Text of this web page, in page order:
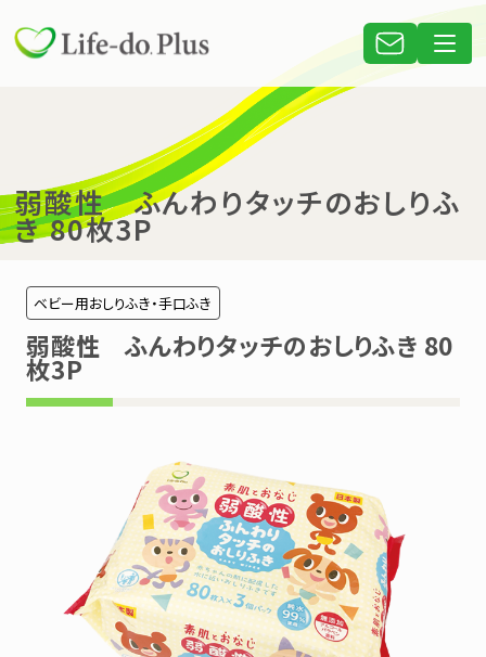
弱酸性 ふんわりタッチのおしりふ
き 80枚3P
ベビー用おしりふき・手口ふき
弱酸性 ふんわりタッチのおしりふき 80
枚3P